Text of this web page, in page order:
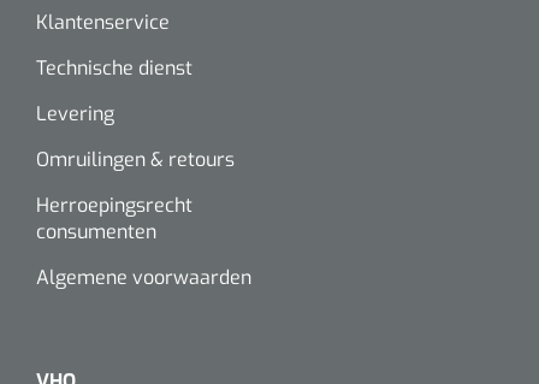
Klantenservice
Technische dienst
Levering
Omruilingen & retours
Herroepingsrecht
consumenten
Algemene voorwaarden